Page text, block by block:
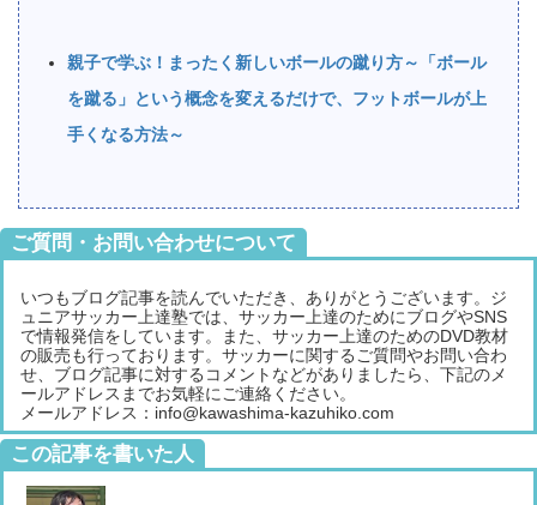
親子で学ぶ！まったく新しいボールの蹴り方～「ボール
を蹴る」という概念を変えるだけで、フットボールが上
手くなる方法～
ご質問・お問い合わせについて
いつもブログ記事を読んでいただき、ありがとうございます。ジ
ュニアサッカー上達塾では、サッカー上達のためにブログやSNS
で情報発信をしています。また、サッカー上達のためのDVD教材
の販売も行っております。サッカーに関するご質問やお問い合わ
せ、ブログ記事に対するコメントなどがありましたら、下記のメ
ールアドレスまでお気軽にご連絡ください。
メールアドレス：info@kawashima-kazuhiko.com
この記事を書いた人